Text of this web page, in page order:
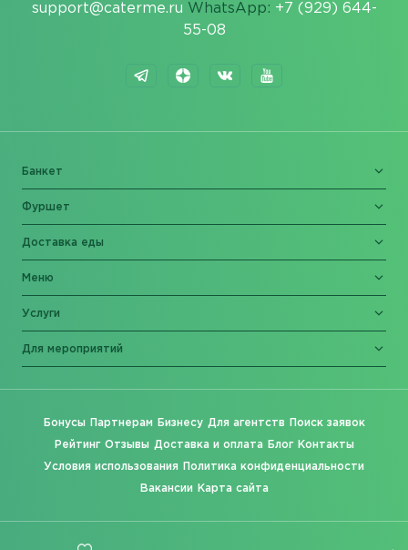
support@caterme.ru WhatsApp: +7 (929) 644-
55-08
Банкет
Фуршет
Доставка еды
Меню
Услуги
Для мероприятий
Бонусы Партнерам Бизнесу Для агентств Поиск заявок
Рейтинг Отзывы Доставка и оплата Блог Контакты
Условия использования Политика конфиденциальности
Вакансии Карта сайта